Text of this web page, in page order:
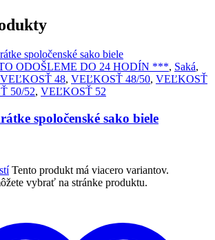
ODOŠLEME DO 24 HODÍN ***, Saká,
VEĽKOSŤ 48, VEĽKOSŤ 48/50, VEĽKOSŤ
50/52, VEĽKOSŤ 52
spoločenské sako biele
Tento produkt má viacero variantov.
vybrať na stránke produktu.